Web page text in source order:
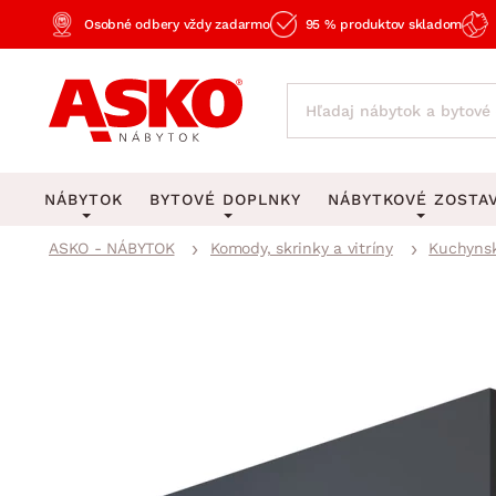
Osobné odbery vždy zadarmo 95 % produktov skladom
NÁBYTOK BYTOVÉ DOPLNKY
Stojacie lampy
NÁBYTKOVÉ
Kuchynské
ASKO - NÁBYTOK Komody, skrinky a vitríny